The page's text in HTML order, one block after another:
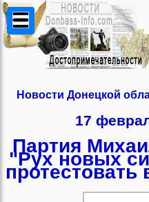
Новости Донецкой
17
Партия
"Рух новых
протестовать